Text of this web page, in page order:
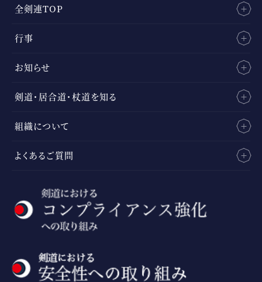
全剣連TOP
行事
お知らせ
剣道・居合道・杖道を知る
組織について
よくあるご質問